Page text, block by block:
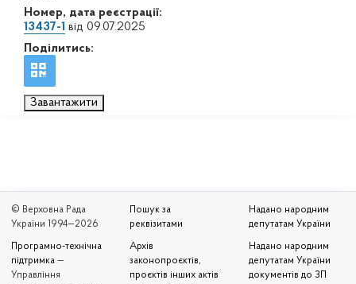
Номер, дата реєстрації:
13437-1 від 09.07.2025
Поділитись:
Завантажити
© Верховна Рада
України 1994—2026
Програмно-технічна
підтримка —
Управління
Пошук за
реквізитами
Архів
законопроєктів,
проєктів інших актів
Надано народним
депутатам України
Надано народним
депутатам України
документів до ЗП